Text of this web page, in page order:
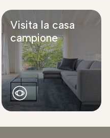
Visita la casa
campione